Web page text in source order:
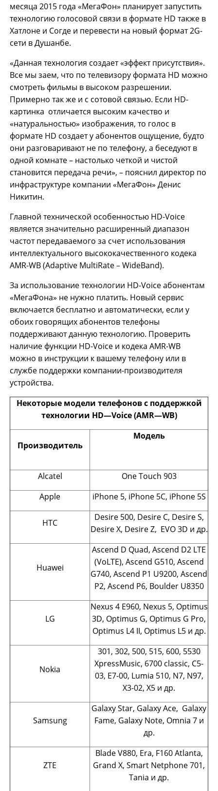
месяца 2015 года «МегаФон» планирует запустить
технологию голосовой связи в формате HD также в
Хатлоне и Согде и перевести на новый формат 2G-
сети в Душанбе.
«Данная технология создает «эффект присутствия».
Все мы заем, что по телевизору формата HD можно
смотреть фильмы в высоком разрешении.
Примерно так же и с сотовой связью. Если HD-
картинка отличается высоким качество и
«натуральностью» изображения, то голос в
формате HD создает у абонентов ощущение, будто
они разговаривают не по телефону, а беседуют в
одной комнате – настолько четкой и чистой
становится передача речи», – пояснил директор по
инфраструктуре компании «МегаФон» Денис
Никитин.
Главной технической особенностью HD-Voice
является значительно расширенный диапазон
частот передаваемого за счет использования
интеллектуального высококачественного кодека
AMR-WB (Adaptive MultiRate – WideBand).
За использование технологии HD-Voice абонентам
«МегаФона» не нужно платить. Новый сервис
включается бесплатно и автоматически, если у
обоих говорящих абонентов телефоны
поддерживают данную технологию. Проверить
наличие функции HD-Voice и кодека AMR-WB
можно в инструкции к вашему телефону или в
службе поддержки компании-производителя
устройства.
Некоторые модели телефонов с поддержкой
технологии HD—Voice(AMR—WB)
Производитель
Модель
Alcatel
One Touch 903
Apple
iPhone 5, iPhone 5С, iPhone 5S
HTC
Desire 500, Desire C, Desire S,
Desire X, Desire Z, EVO 3D и др.
Huawei
Ascend D Quad, Ascend D2 LTE
(VoLTE), Ascend G510, Ascend
G740, Ascend P1 U9200, Ascend
P2, Ascend P6, Boulder U8350
LG
Nexus 4 E960, Nexus 5, Optimus
3D, Optimus G, Optimus G Pro,
Optimus L4 II, Optimus L5 и др.
Nokia
301, 302, 500, 515, 600, 5530
XpressMusic, 6700 classic, C5-
03, E7-00, Lumia 510, N7, N97,
X3-02, X5 и др.
Samsung
Galaxy Star, Galaxy Ace, Galaxy
Fame, Galaxy Note, Omnia 7 и
др.
ZTE
Blade V880, Era, F160 Atlanta,
Grand X, Smart Netphone 701,
Tania и др.